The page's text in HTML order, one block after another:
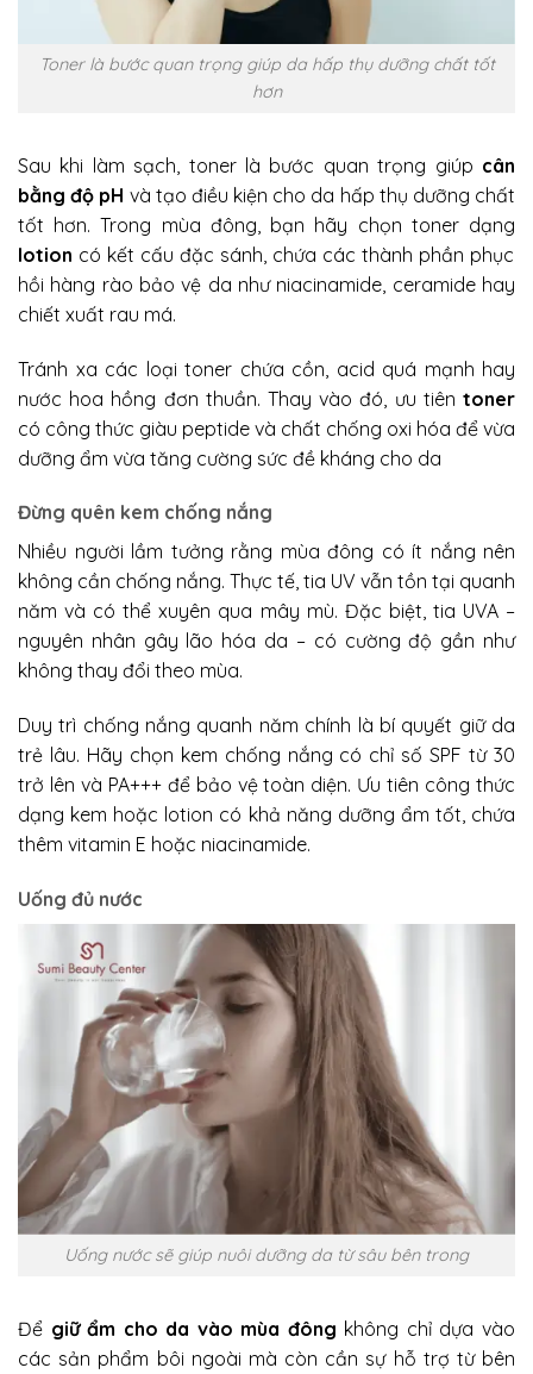
Toner là bước quan trọng giúp da hấp thụ dưỡng chất tốt
hơn
Sau khi làm sạch, toner là bước quan trọng giúp cân
bằng độ pH và tạo điều kiện cho da hấp thụ dưỡng chất
tốt hơn. Trong mùa đông, bạn hãy chọn toner dạng
lotion có kết cấu đặc sánh, chứa các thành phần phục
hồi hàng rào bảo vệ da như niacinamide, ceramide hay
chiết xuất rau má.
Tránh xa các loại toner chứa cồn, acid quá mạnh hay
nước hoa hồng đơn thuần. Thay vào đó, ưu tiên toner
có công thức giàu peptide và chất chống oxi hóa để vừa
dưỡng ẩm vừa tăng cường sức đề kháng cho da
Đừng quên kem chống nắng
Nhiều người lầm tưởng rằng mùa đông có ít nắng nên
không cần chống nắng. Thực tế, tia UV vẫn tồn tại quanh
năm và có thể xuyên qua mây mù. Đặc biệt, tia UVA –
nguyên nhân gây lão hóa da – có cường độ gần như
không thay đổi theo mùa.
Duy trì chống nắng quanh năm chính là bí quyết giữ da
trẻ lâu. Hãy chọn kem chống nắng có chỉ số SPF từ 30
trở lên và PA+++ để bảo vệ toàn diện. Ưu tiên công thức
dạng kem hoặc lotion có khả năng dưỡng ẩm tốt, chứa
thêm vitamin E hoặc niacinamide.
Uống đủ nước
Uống nước sẽ giúp nuôi dưỡng da từ sâu bên trong
Để giữ ẩm cho da vào mùa đông không chỉ dựa vào
các sản phẩm bôi ngoài mà còn cần sự hỗ trợ từ bên